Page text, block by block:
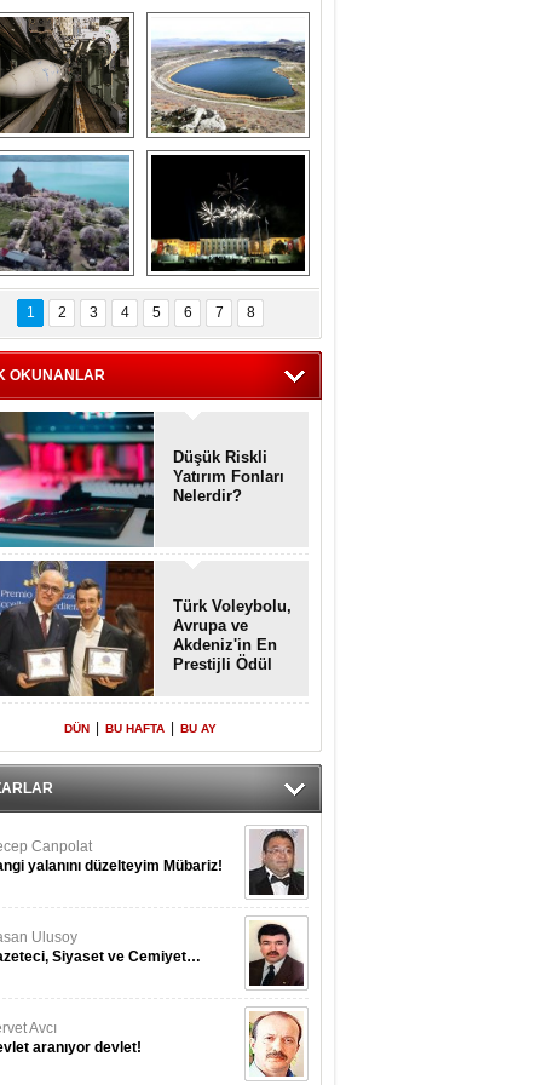
Askeri gemi
terk
gemilerin
etkileyici
görüntüleri
Kapadokya'nın
ilkbaharda bir başka
güzel
kalan
Akdamar Adası
çiçekleri ile
bir güzellik
Haftanın
fotoğrafları
1 2 3 4 5 6 7 8
OKUNANLAR
Düşük Riskli
Yatırım Fonları
Nelerdir?
Türk Voleybolu,
Avrupa ve
Akdeniz'in En
Prestijli Ödül
Yeniden Onur
Konuğu
DÜN BU HAFTA BU AY
Canpolat
yalanını düzelteyim Mübariz!
Ulusoy
Siyaset ve Cemiyet…
Avcı
aranıyor devlet!